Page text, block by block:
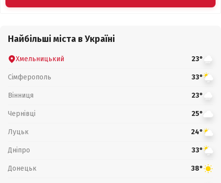
Найбільші міста в Україні
Хмельницький 23°
Сімферополь 33°
Вінниця 23°
Чернівці 25°
Луцьк 24°
Дніпро 33°
Донецьк 38°